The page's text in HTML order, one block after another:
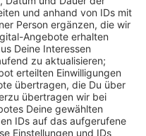
gutes Drittel (36%)
als im ersten
dafür sind aber
die Preise auch sehr
Luxus-Eigentum
(8.581 €/m²). Die
Daten des online-